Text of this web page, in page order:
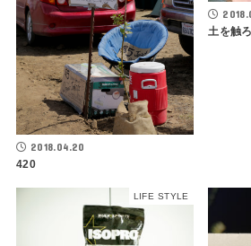
2018.04.20
420
土を触
LIFE STYLE